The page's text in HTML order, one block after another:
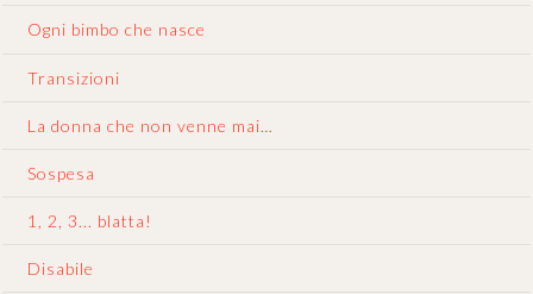
Ogni bimbo che nasce
Transizioni
La donna che non venne mai…
Sospesa
1, 2, 3... blatta!
Disabile